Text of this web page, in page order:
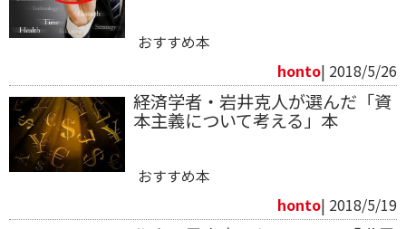
おすすめ本
honto| 2018/5/26
経済学者・岩井克人が選んだ「資
本主義について考える」本
おすすめ本
honto| 2018/5/19